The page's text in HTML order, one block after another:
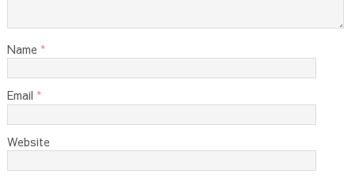
Name *
Email *
Website